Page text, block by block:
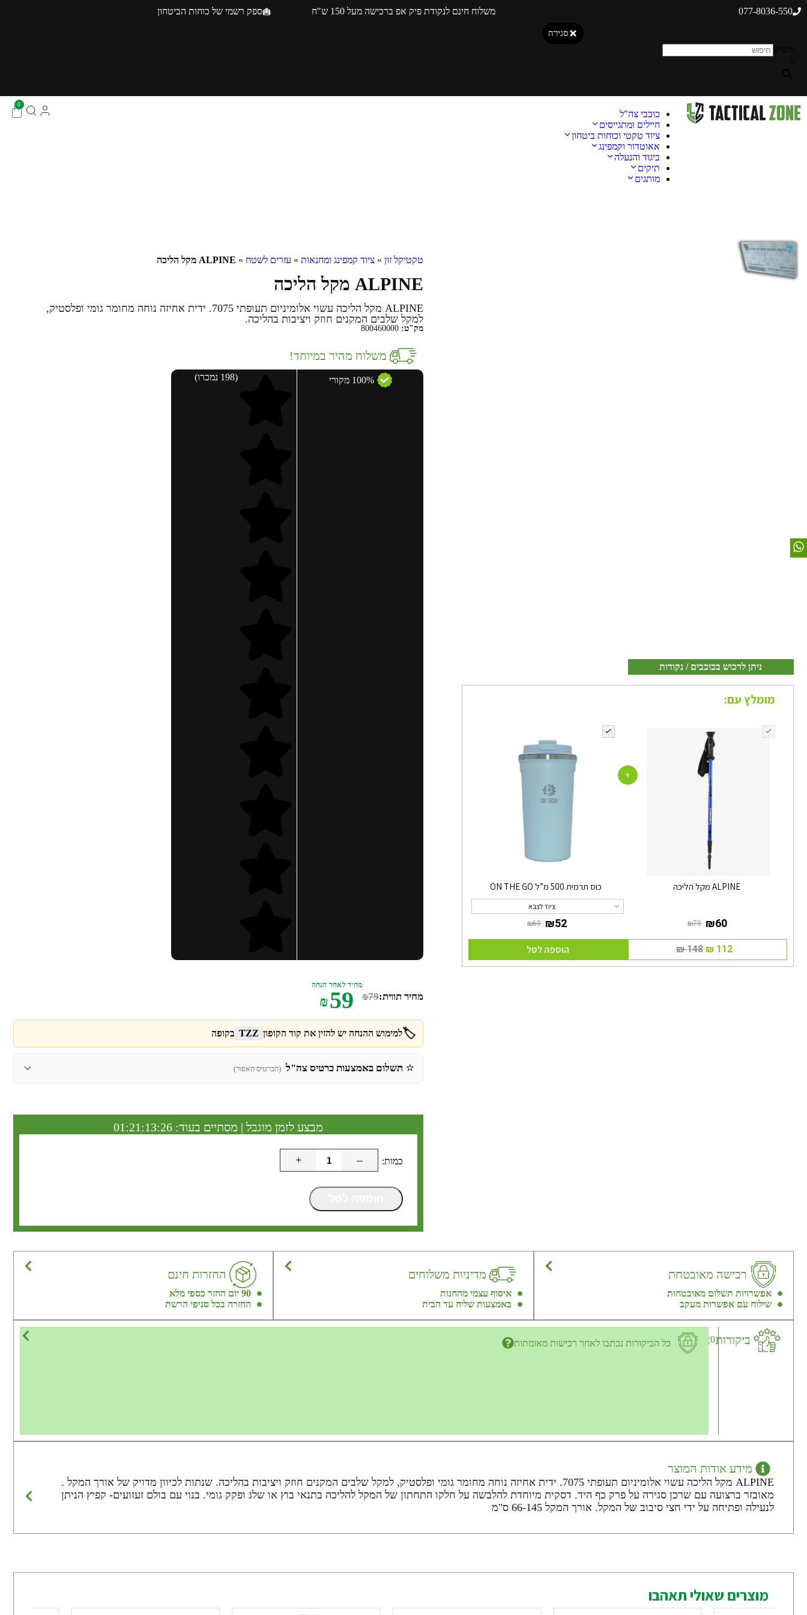
077-8036-550 משלוח חינם לנקודת פיק אפ ברכישה מעל 150 ש"ח ספק רשמי של כוחות הביטחון
סגירה
כוכבי צה"ל
חיילים ומתגייסים
ציוד טקטי וכוחות ביטחון
אאוטדור וקמפינג
ביגוד והנעלה
תיקים
מותגים
0
ניתן לרכוש בכוכבים / נקודות
מומלץ עם:
ALPINE מקל הליכה
‏79 ₪
+
כוס תרמית 500 מ”ל ON THE GO
ציוד לצבא
‏69 ₪ ‏52 ₪
‏148 ₪ הוספה לסל
טקטיקל זון » ציוד קמפינג ומחנאות » עזרים לשטח » ALPINE מקל הליכה
ALPINE מקל הליכה
ALPINE מקל הליכה עשוי אלומיניום תעופתי 7075. ידית אחיזה נוחה מחומר גומי ופלסטיק,
למקל שלבים המקנים חוזק ויציבות בהליכה.
מק"ט:
משלוח מהיר במיוחד!
100% מקורי (198 נמכרו)
מחיר תווית: ₪79
מחיר לאחר הנחה
₪59
🏷️למימוש ההנחה יש להזין את קוד הקופון TZZ בקופה
⭐ תשלום באמצעות כרטיס צה"ל (הכרטיס האפור)
מבצע לזמן מוגבל | מסתיים בעוד: 01:21:13:25
–
+
רכישה מאובטחת
אפשרויות תשלום מאובטחות
שילוח עם אפשרות מעקב
מדיניות משלוחים
איסוף עצמי מהחנות
באמצעות שליח עד הבית
החזרות חינם
90 יום החזר כספי מלא
החזרה בכל סניפי הרשת
ביקורות(0) כל הביקורות נכתבו לאחר רכישות מאומתות
מידע אודות המוצר
ALPINE מקל הליכה עשוי אלומיניום תעופתי 7075. ידית אחיזה נוחה מחומר גומי ופלסטיק, למקל שלבים המקנים חוזק ויציבות בהליכה. שנתות לכיוון מדויק של אורך המקל .
מאובזר ברצועה עם שרכן סגירה על פרק כף היד. דסקית מיוחדת להלבשה על חלקו התחתון של המקל להליכה בתנאי בוץ או שלג ופקק גומי. בנוי עם בולם זעזועים- קפיץ הניתן
לנעילה ופתיחה על ידי חצי סיבוב של המקל. אורך המקל 66-145 ס"מ
מוצרים שאולי תאהבו